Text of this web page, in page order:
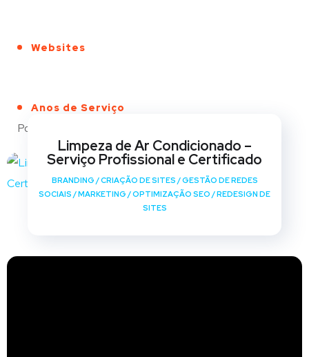
Websites
Anos de Serviço
Portfólio
Limpeza de Ar Condicionado –
Serviço Profissional e Certificado
BRANDING /CRIAÇÃO DE SITES /GESTÃO DE REDES
SOCIAIS /MARKETING /OPTIMIZAÇÃO SEO /REDESIGN DE
SITES